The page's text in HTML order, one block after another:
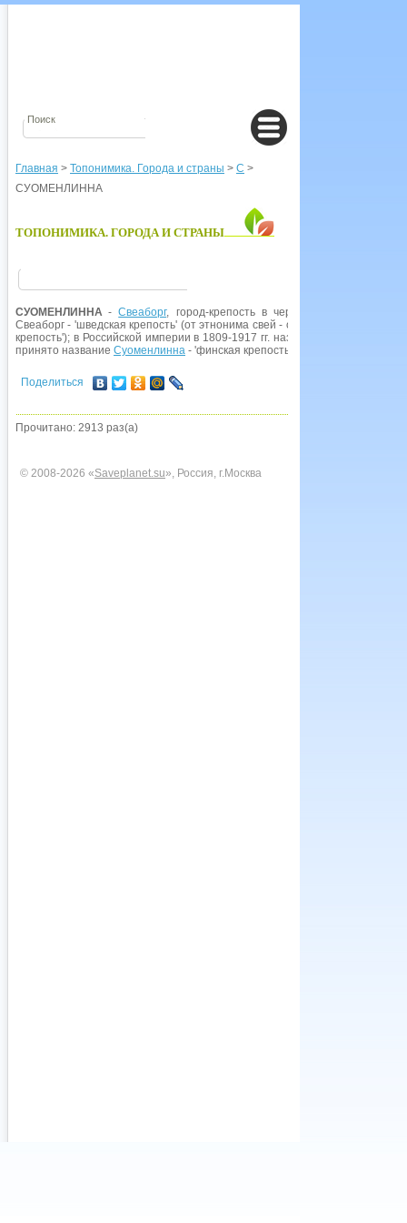
Главная > Топонимика. Города и страны > С >
СУОМЕНЛИННА
ТОПОНИМИКА. ГОРОДА И СТРАНЫ
СУОМЕНЛИННА -Свеаборг, город-крепость в черте
Свеаборг - 'шведская крепость' (от этнонима свей - одно из основных
крепость'); в Российской империи в 1809-1917 гг. название Свеаборг
принято название Суоменлинна - 'финская крепость' (от фин. suomen
Поделиться
Прочитано: 2913 раз(а)
© 2008-2026 «Saveplanet.su», Россия, г.Москва